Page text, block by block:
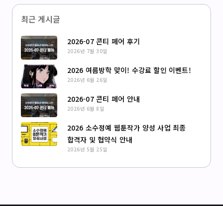
최근 게시글
2026-07 콘티 페어 후기
2026년 7월 30일
2026 여름방학 맞이! 수강료 할인 이벤트!
2026년 6월 26일
2026-07 콘티 페어 안내
2026년 6월 8일
2026 소수정예 웹툰작가 양성 사업 최종
합격자 및 협약식 안내
2026년 5월 25일